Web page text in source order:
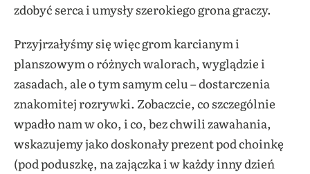
zdobyć serca i umysły szerokiego grona graczy.
Przyjrzałyśmy się więc grom karcianym i
planszowym o różnych walorach, wyglądzie i
zasadach, ale o tym samym celu – dostarczenia
znakomitej rozrywki. Zobaczcie, co szczególnie
wpadło nam w oko, i co, bez chwili zawahania,
wskazujemy jako doskonały prezent pod choinkę
(pod poduszkę, na zajączka i w każdy inny dzień